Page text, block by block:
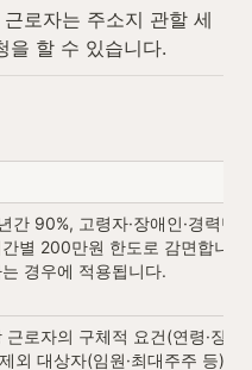
로자는 주소지 관할 세
을 할 수 있습니다.
간 90%, 고령자·장애인·경력단
별 200만원 한도로 감면합니
경우에 적용됩니다.
근로자의 구체적 요건(연령·장애
외 대상자(임원·최대주주 등),